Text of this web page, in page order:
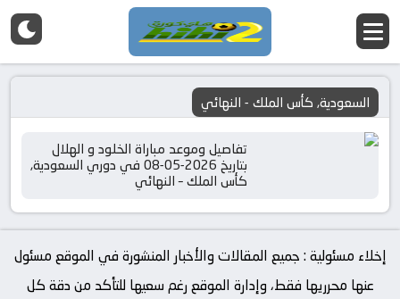
السعودية, كأس الملك - النهائي
تفاصيل وموعد مباراة الخلود و الهلال
بتاريخ 2026-05-08 في دوري السعودية,
كأس الملك – النهائي
إخلاء مسئولية : جميع المقالات والأخبار المنشورة في الموقع مسئول
عنها محرريها فقط، وإدارة الموقع رغم سعيها للتأكد من دقة كل